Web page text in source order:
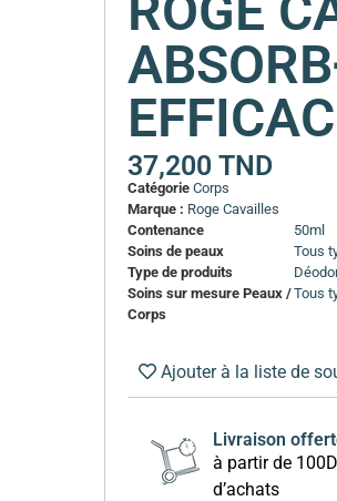
37,200TND
Catégorie Corps
Marque : Roge Cavailles
Contenance
50ml
Soins de peaux
Tous
Type de produits
Soins sur mesure Peaux /
Corps
Tous
Ajouter à la liste de
Livraison
à partir de
d’achats